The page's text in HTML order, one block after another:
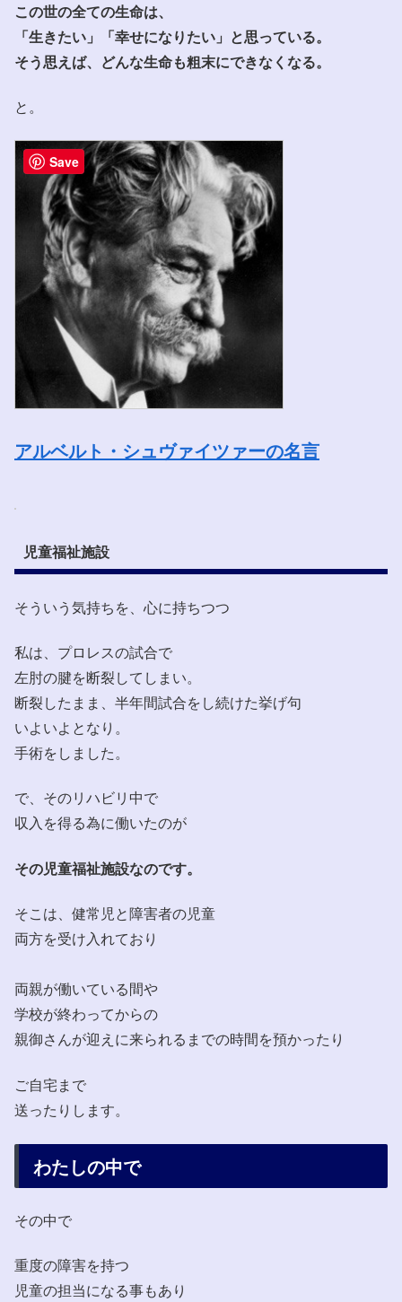
この世の全ての生命は、
「生きたい」「幸せになりたい」と思っている。
そう思えば、どんな生命も粗末にできなくなる。
と。
アルベルト・シュヴァイツァーの名言
児童福祉施設
そういう気持ちを、心に持ちつつ
私は、プロレスの試合で
左肘の腱を断裂してしまい。
断裂したまま、半年間試合をし続けた挙げ句
いよいよとなり。
手術をしました。
で、そのリハビリ中で
収入を得る為に働いたのが
その児童福祉施設なのです。
そこは、健常児と障害者の児童
両方を受け入れており
両親が働いている間や
学校が終わってからの
親御さんが迎えに来られるまでの時間を預かったり
ご自宅まで
送ったりします。
わたしの中で
その中で
重度の障害を持つ
児童の担当になる事もあり
Save